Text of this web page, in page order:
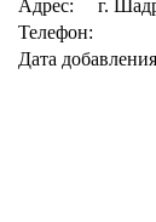
Адрес:
г.
Телефон:
Дата